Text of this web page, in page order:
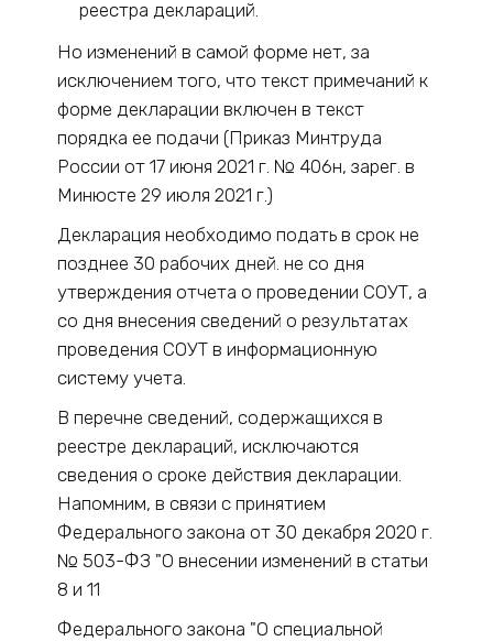
реестра деклараций.
Но изменений в самой форме нет, за
исключением того, что текст примечаний к
форме декларации включен в текст
порядка ее подачи (Приказ Минтруда
России от 17 июня 2021 г. № 406н, зарег. в
Минюсте 29 июля 2021 г.)
Декларация необходимо подать в срок не
позднее 30 рабочих дней. не со дня
утверждения отчета о проведении СОУТ, а
со дня внесения сведений о результатах
проведения СОУТ в информационную
систему учета.
В перечне сведений, содержащихся в
реестре деклараций, исключаются
сведения о сроке действия декларации.
Напомним, в связи с принятием
Федерального закона от 30 декабря 2020 г.
№ 503-ФЗ "О внесении изменений в статьи
8 и 11
Федерального закона "О специальной